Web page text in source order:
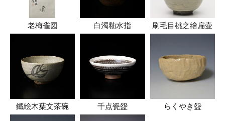
老梅雀図 白濁釉水指 刷毛目桃之繪扁壷
鐡絵木葉文茶碗 千点瓷盌 らくやき盌